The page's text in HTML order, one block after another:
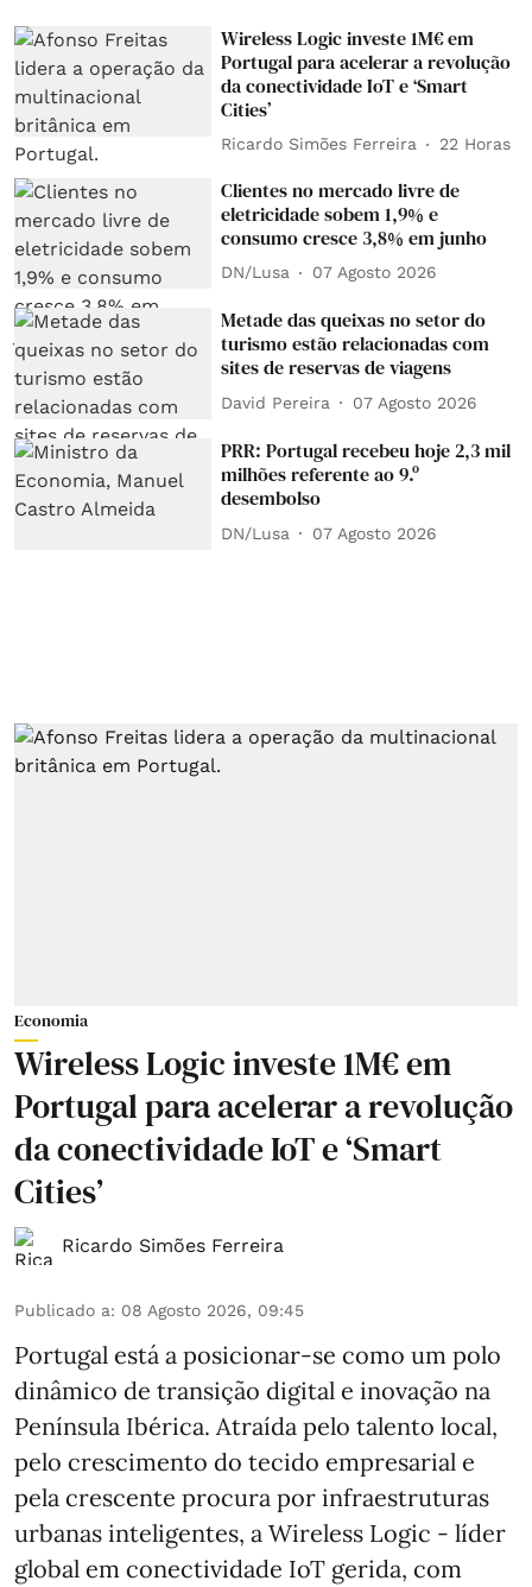
Wireless Logic investe 1M€ em
Portugal para acelerar a revolução
da conectividade IoT e ‘Smart
Cities’
Ricardo Simões Ferreira 22 Horas
Clientes no mercado livre de
eletricidade sobem 1,9% e
consumo cresce 3,8% em junho
DN/Lusa 07 Agosto 2026
Metade das queixas no setor do
turismo estão relacionadas com
sites de reservas de viagens
David Pereira 07 Agosto 2026
PRR: Portugal recebeu hoje 2,3 mil
milhões referente ao 9.º
desembolso
DN/Lusa 07 Agosto 2026
Economia
Wireless Logic investe 1M€ em
Portugal para acelerar a revolução
da conectividade IoT e ‘Smart
Cities’
Ricardo Simões Ferreira
Publicado a: 08 Agosto 2026, 09:45
Portugal está a posicionar-se como um polo
dinâmico de transição digital e inovação na
Península Ibérica. Atraída pelo talento local,
pelo crescimento do tecido empresarial e
pela crescente procura por infraestruturas
urbanas inteligentes, a Wireless Logic - líder
global em conectividade IoT gerida, com